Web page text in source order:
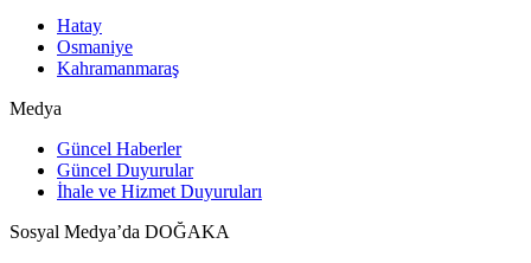
Hatay
Osmaniye
Kahramanmaraş
Medya
Güncel Haberler
Güncel Duyurular
İhale ve Hizmet Duyuruları
Sosyal Medya’da DOĞAKA